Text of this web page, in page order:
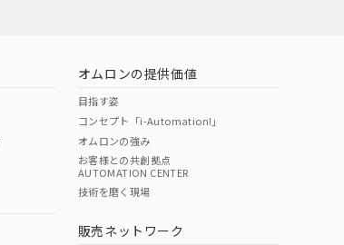
オムロンの提供価値
目指す姿
コンセプト「i-Automation!」
オムロンの強み
お客様との共創拠点
AUTOMATION CENTER
技術を磨く現場
販売ネットワーク